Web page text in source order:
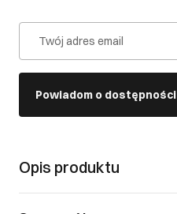
Twój adres email
Powiadom o dostępności
Opis produktu